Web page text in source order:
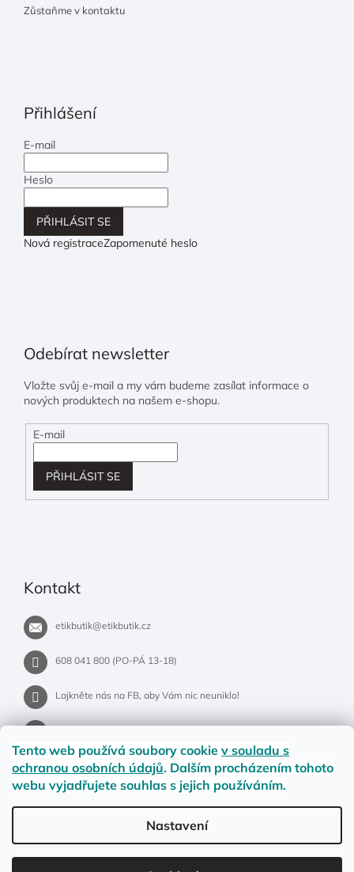
Tento web používá soubory cookie v souladu s
ochranou osobních údajů. Dalším procházením tohoto
webu vyjadřujete souhlas s jejich používáním.
Nastavení
Zůstaňme v kontaktu
Přihlášení
E-mail
Heslo
PŘIHLÁSIT SE
Nová registraceZapomenuté heslo
Odebírat newsletter
Vložte svůj e-mail a my vám budeme zasílat informace o
nových produktech na našem e-shopu.
E-mail
PŘIHLÁSIT SE
Kontakt
etikbutik@etikbutik.cz
608 041 800 (PO-PÁ 13-18)
Lajkněte nás na FB, aby Vám nic neuniklo!
Jak na vrácení nebo reklamaci?
Obchodní podmínky Ochrana osobních údajů